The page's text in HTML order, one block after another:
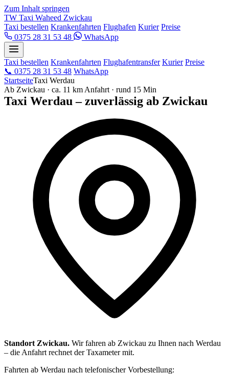
Zum Inhalt springen
TW Taxi Waheed Zwickau
Taxi bestellen Krankenfahrten Flughafen Kurier Preise
0375 28 31 53 48
WhatsApp
Taxi bestellen Krankenfahrten Flughafentransfer Kurier Preise
📞 0375 28 31 53 48 WhatsApp
StartseiteTaxi Werdau
Ab Zwickau · ca. 11 km Anfahrt · rund 15 Min
Taxi Werdau – zuverlässig ab Zwickau
Standort Zwickau. Wir fahren ab Zwickau zu Ihnen nach Werdau
– die Anfahrt rechnet der Taxameter mit.
Fahrten ab Werdau nach telefonischer Vorbestellung: